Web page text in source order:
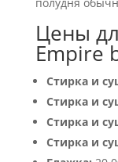
Цены
Empire
Стирка и
Стирка и
Стирка и
Стирка и